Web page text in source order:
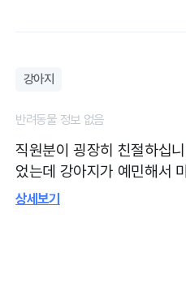
강아지
반려동물 정보 없음
직원분이 굉장히 친절하십
었는데 강아지가 예민해서
과정에서 상처가 나서 그 부
가부담했습니다)그건저희
상세보기